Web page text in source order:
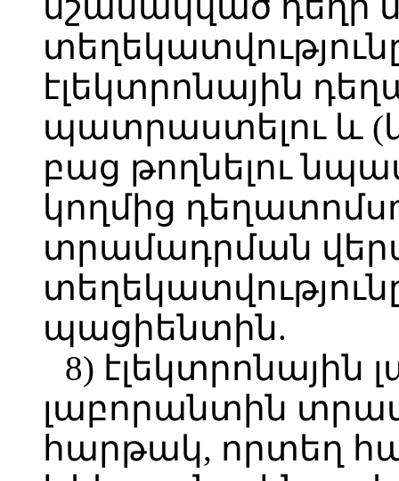
էլեկտրոնային
պատրաստելու և
բաց թողնելու
կողմից
տրամադրման
պացիենտին.
8) էլեկտրոնային
լաբորանտին
հարթակ, որտեղ